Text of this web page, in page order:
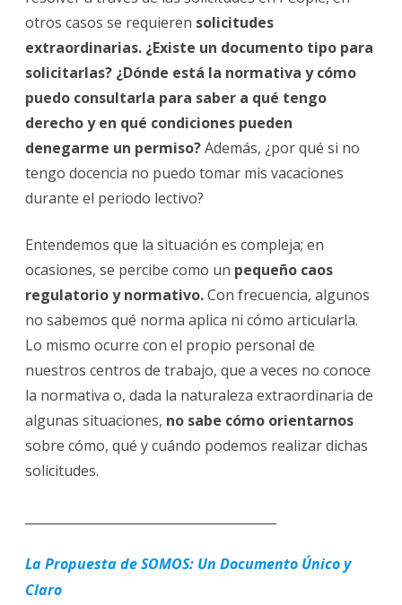
otros casos se requieren solicitudes
extraordinarias. ¿Existe un documento tipo para
solicitarlas? ¿Dónde está la normativa y cómo
puedo consultarla para saber a qué tengo
derecho y en qué condiciones pueden
denegarme un permiso?Además, ¿por qué si no
tengo docencia no puedo tomar mis vacaciones
durante el periodo lectivo?
Entendemos que la situación es compleja; en
ocasiones, se percibe como un pequeño caos
regulatorio y normativo.Con frecuencia, algunos
no sabemos qué norma aplica ni cómo articularla.
Lo mismo ocurre con el propio personal de
nuestros centros de trabajo, que a veces no conoce
la normativa o, dada la naturaleza extraordinaria de
algunas situaciones, no sabe cómo orientarnos
sobre cómo, qué y cuándo podemos realizar dichas
solicitudes.
La Propuesta de SOMOS: Un Documento Único y
Claro